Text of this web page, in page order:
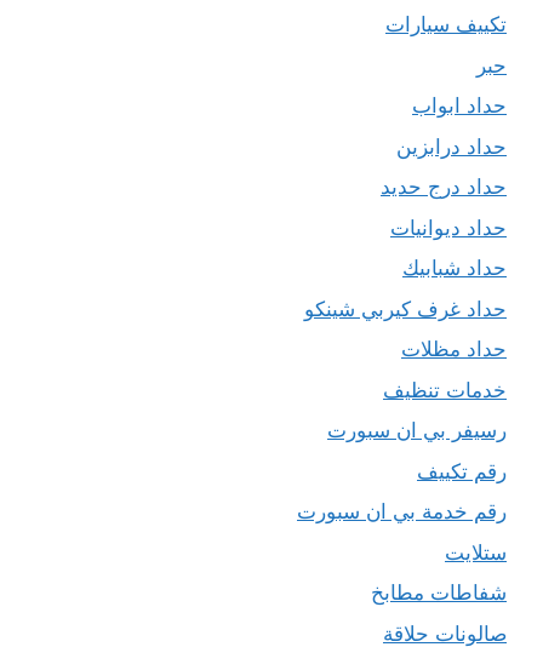
تكييف سيارات
حبر
حداد ابواب
حداد درابزين
حداد درج حديد
حداد ديوانيات
حداد شبابيك
حداد غرف كيربي شينكو
حداد مظلات
خدمات تنظيف
رسيفر بي ان سبورت
رقم تكييف
رقم خدمة بي ان سبورت
ستلايت
شفاطات مطابخ
صالونات حلاقة